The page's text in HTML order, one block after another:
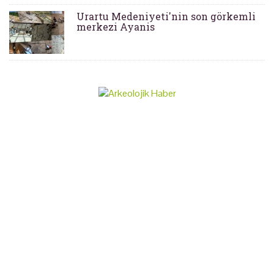
Urartu Medeniyeti'nin son görkemli
merkezi Ayanis